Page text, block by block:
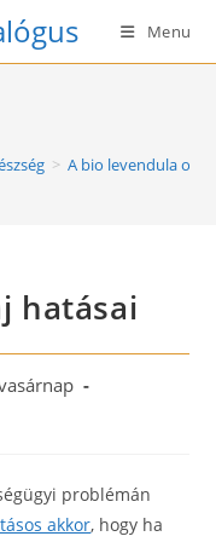
Menu
> A bio levendula olaj
hatásai
problémán
akkor, hogy ha